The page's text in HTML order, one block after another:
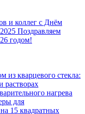
и коллег с Днём
Поздравляем
годом!
из кварцевого стекла:
растворах
нагрева
для
15 квадратных